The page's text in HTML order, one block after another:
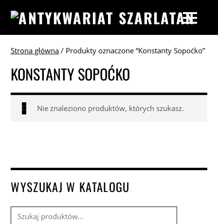
Strona główna / Produkty oznaczone “Konstanty Sopoćko”
KONSTANTY SOPOĆKO
Nie znaleziono produktów, których szukasz.
WYSZUKAJ W KATALOGU
Szukaj: